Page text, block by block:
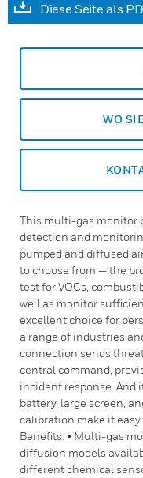
Diese Seite als
WO
This multi-gas monitor
detection and
pumped and diffused
to choose from — the
test for VOCs,
well as monitor
excellent choice for
a range of industries
connection sends
central command,
incident response. And
battery, large screen,
calibration make it
Benefits: • Multi-gas
diffusion models
different chemical